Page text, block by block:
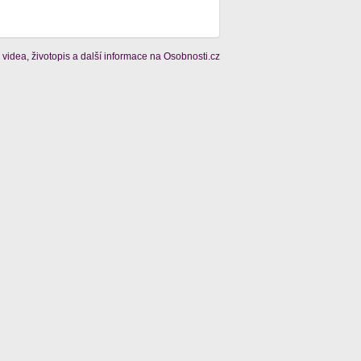
videa, životopis a další informace na Osobnosti.cz